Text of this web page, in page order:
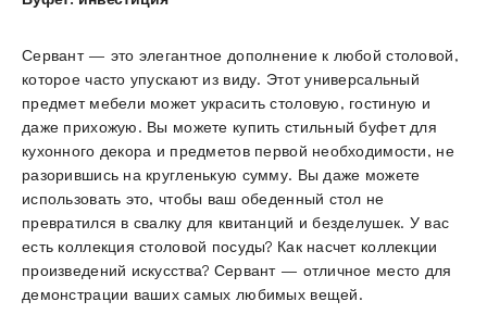
Сервант — это элегантное дополнение к любой столовой,
которое часто упускают из виду. Этот универсальный
предмет мебели может украсить столовую, гостиную и
даже прихожую. Вы можете купить стильный буфет для
кухонного декора и предметов первой необходимости, не
разорившись на кругленькую сумму. Вы даже можете
использовать это, чтобы ваш обеденный стол не
превратился в свалку для квитанций и безделушек. У вас
есть коллекция столовой посуды? Как насчет коллекции
произведений искусства? Сервант — отличное место для
демонстрации ваших самых любимых вещей.